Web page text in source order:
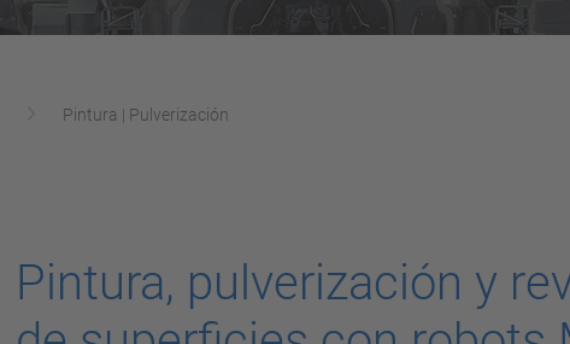
Pintura | Pulverización
Pintura, pulverización y